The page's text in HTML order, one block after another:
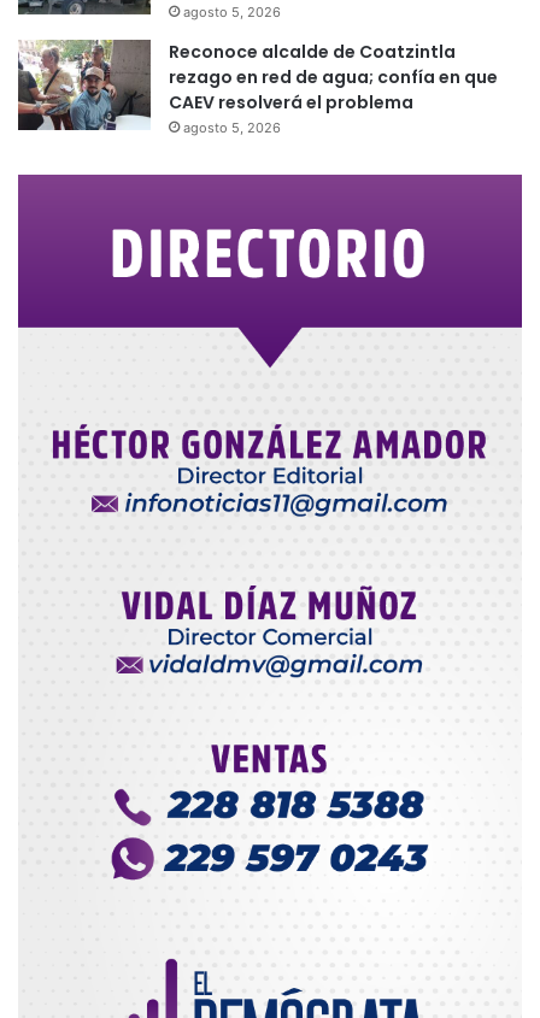
agosto 5, 2026
Reconoce alcalde de Coatzintla
rezago en red de agua; confía en que
CAEV resolverá el problema
agosto 5, 2026